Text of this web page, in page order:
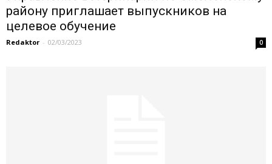
району приглашает выпускников на
целевое обучение
Redaktor - 02/03/2023 0